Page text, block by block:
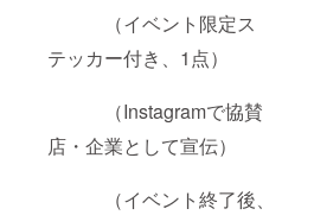
（イベント限定ス
テッカー付き、1点）
（Instagramで協賛
店・企業として宣伝）
（イベント終了後、